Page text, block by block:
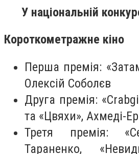
У національній
Короткометражне кіно
Перша премія:
Олексій Соболєв
Друга премія:
та «Цвяхи», Ахмеді-
Третя премія:
Тараненко,